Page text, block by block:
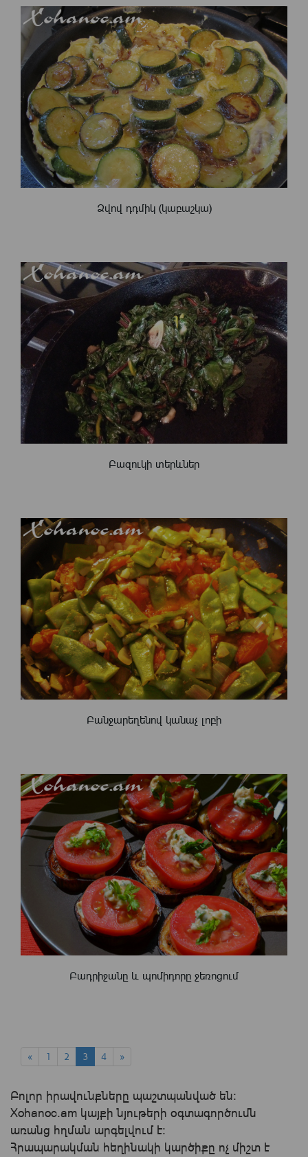
Ձվով դդմիկ (կաբաշկա)
Բազուկի տերևներ
Բանջարեղենով կանաչ լոբի
Բադրիջանը և պոմիդորը ջեռոցում
« 1 2 3 4 »
Բոլոր իրավունքները պաշտպանված են:
Xohanoc.am կայքի նյութերի օգտագործումն
առանց հղման արգելվում է:
Հրապարակման հեղինակի կարծիքը ոչ միշտ է